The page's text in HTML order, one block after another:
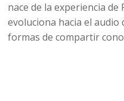
nace de la experiencia de
evoluciona hacia el audio
formas de compartir